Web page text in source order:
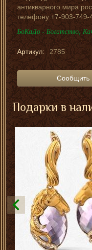
антикварного мира
телефону +7-903-749-
БоКаДо - Богатство,
Артикул: 2785
Сообщить
Подарки в